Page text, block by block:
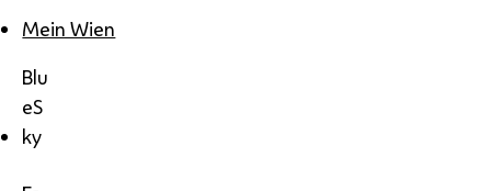
Mein Wien
Blu
eS
ky